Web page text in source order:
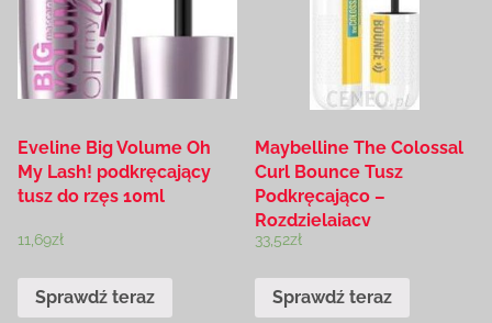
Eveline Big Volume Oh
My Lash! podkręcający
tusz do rzęs 10ml
11,69zł
Sprawdź teraz
Maybelline The Colossal
Curl Bounce Tusz
Podkręcająco –
Rozdzielający
Wodoodporna 10 Ml
33,52zł
Sprawdź teraz